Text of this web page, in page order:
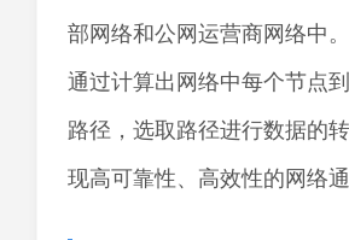
部网络和公网运营商网络中
通过计算出网络中每个节点
路径，选取路径进行数据的
现高可靠性、高效性的网络通